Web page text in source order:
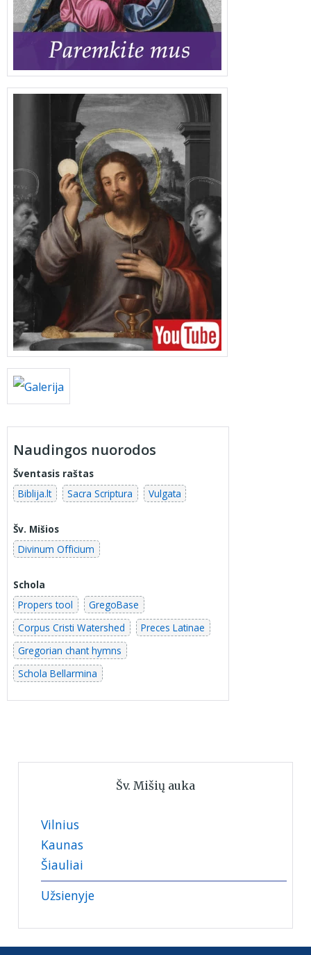
Naudingos nuorodos
Šventasis raštas
Biblija.lt
Sacra Scriptura Vulgata
Šv. Mišios
Divinum Officium
Schola
Propers tool
GregoBase
Corpus Cristi Watershed
Preces Latinae
Gregorian chant hymns
Schola Bellarmina
Šv. Mišių auka
Vilnius
Kaunas
Šiauliai
Užsienyje